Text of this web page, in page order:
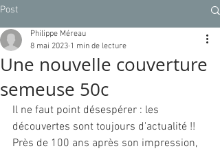
Post
Une nouvelle couverture
semeuse 50c
Philippe Méreau
8 mai 2023 1 min de lecture
Il ne faut point désespérer : les
découvertes sont toujours d'actualité !!
Près de 100 ans après son impression,